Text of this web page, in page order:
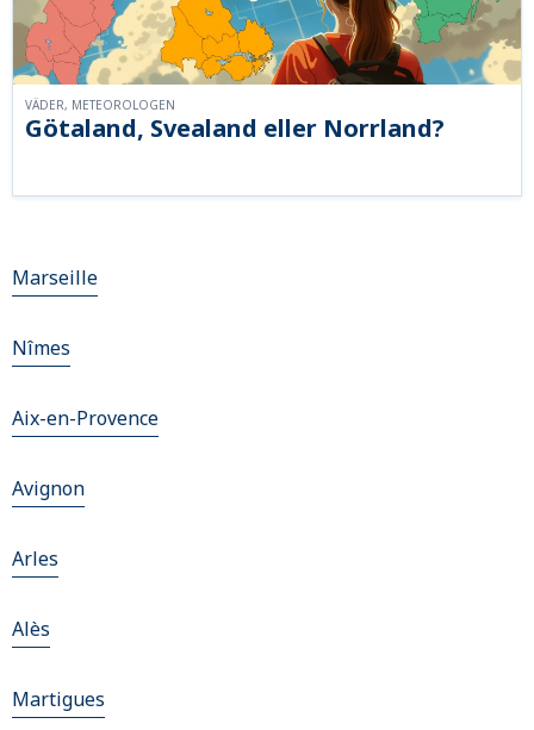
Götaland, Svealand eller Norrland?
VÄDER, METEOROLOGEN
Marseille
Nîmes
Aix-en-Provence
Avignon
Arles
Alès
Martigues